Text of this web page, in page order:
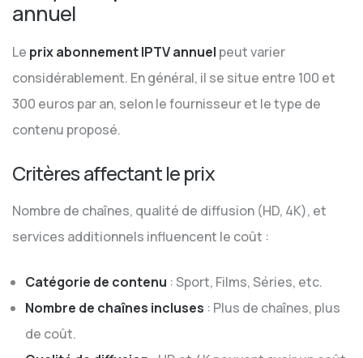
annuel
Le prix abonnement IPTV annuel peut varier
considérablement. En général, il se situe entre 100 et
300 euros par an, selon le fournisseur et le type de
contenu proposé.
Critères affectant le prix
Nombre de chaînes, qualité de diffusion (HD, 4K), et
services additionnels influencent le coût :
Catégorie de contenu : Sport, Films, Séries, etc.
Nombre de chaînes incluses : Plus de chaînes, plus
de coût.